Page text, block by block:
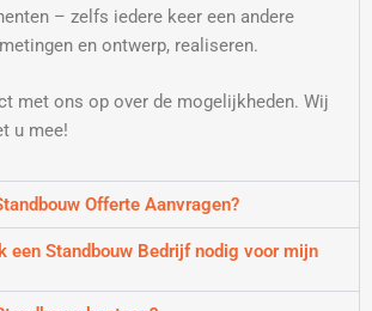
– zelfs iedere keer een andere
en ontwerp, realiseren.
met ons op over de mogelijkheden. Wij
u mee!
Offerte Aanvragen?
een Standbouw Bedrijf nodig voor mijn